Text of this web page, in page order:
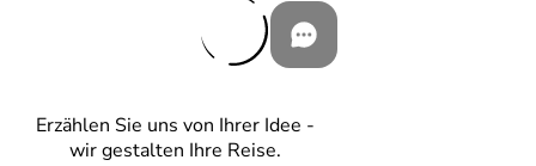
Erzählen Sie uns von Ihrer Idee -
wir gestalten Ihre Reise.